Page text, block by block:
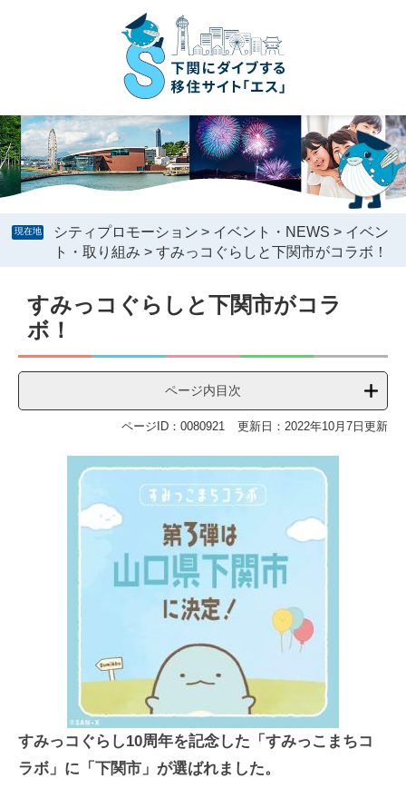
で
す
。
ば
し
て
本
文
現在地 シティプロモーション > イベント・NEWS > イベン
ト・取り組み > すみっコぐらしと下関市がコラボ！
文すみっコぐらしと下関市がコラ
ボ！
ページ内目次
ページID：0080921 更新日：2022年10月7日更新
すみっコぐらし10周年を記念した「すみっこまちコ
ラボ」に「下関市」が選ばれました。